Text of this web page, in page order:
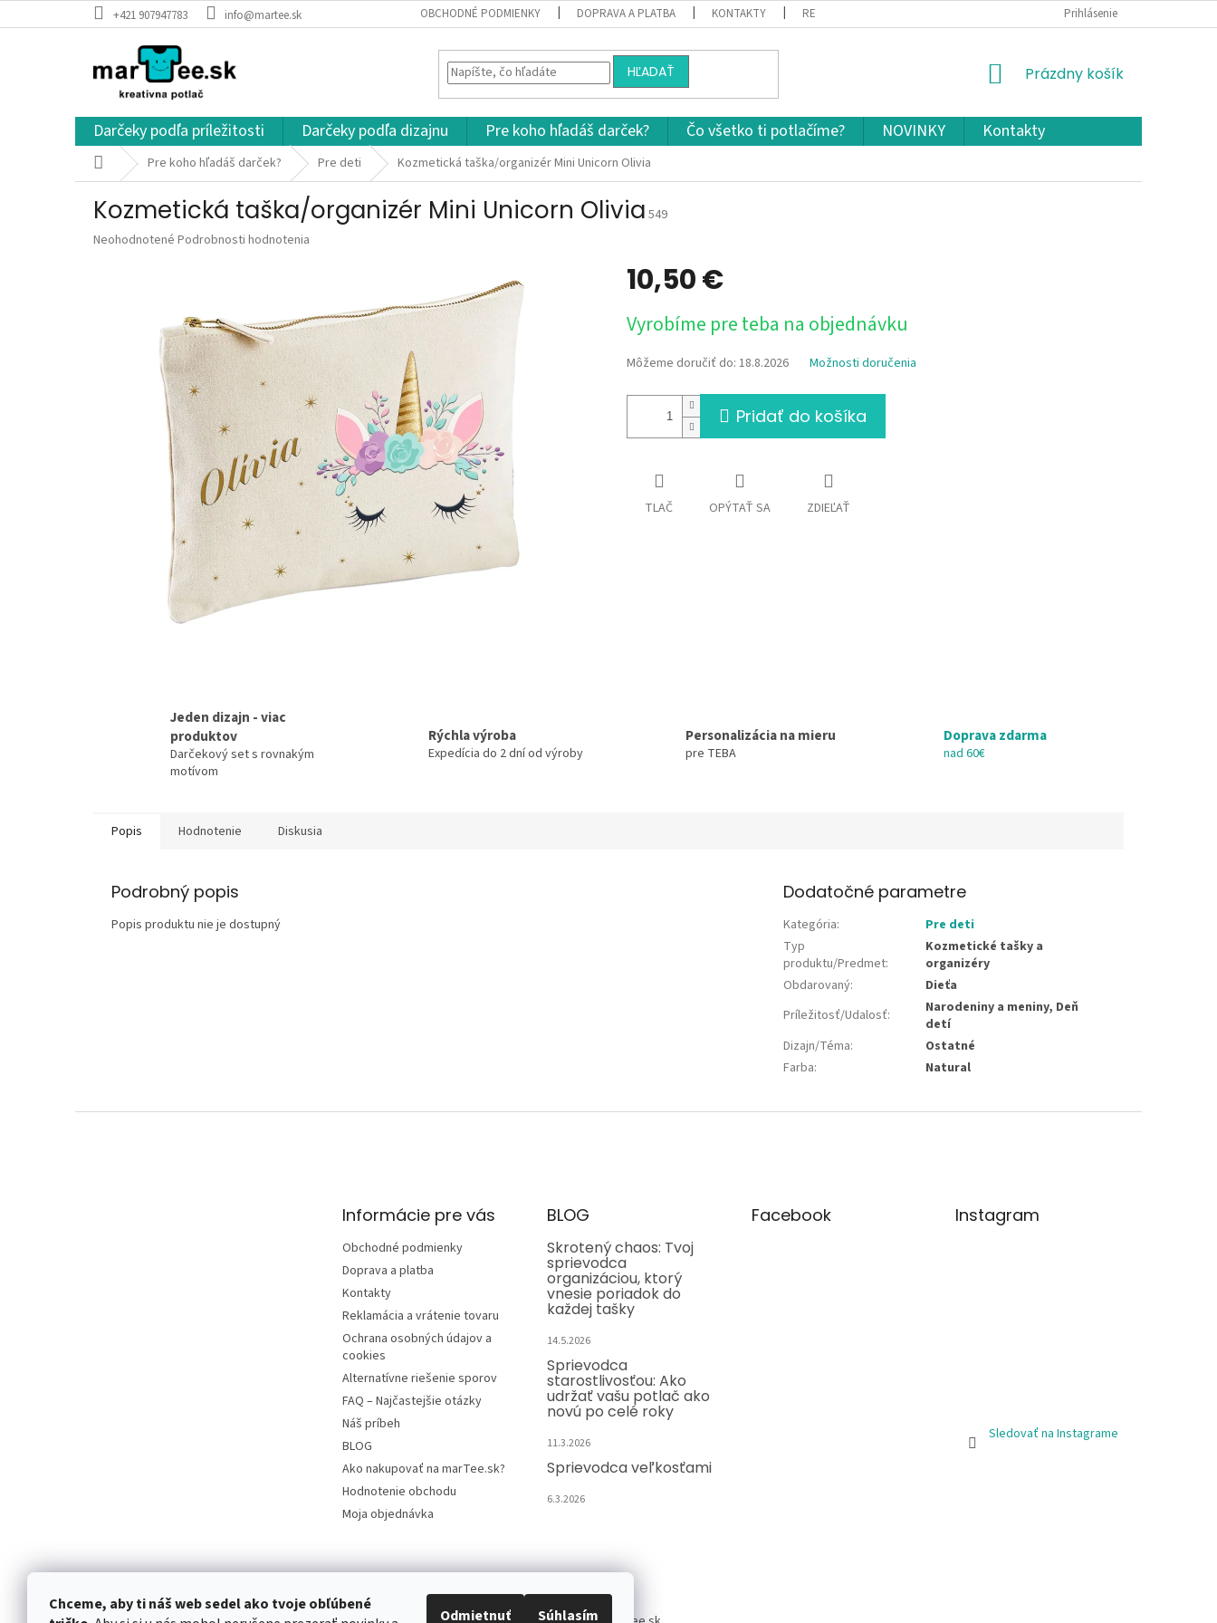
Chceme, aby ti náš web sedel ako tvoje obľúbené
Odmietnuť Súhlasím
na
+421 907947783 info@martee.sk OBCHODNÉ PODMIENKY DOPRAVA A PLATBA KONTAKTY REKLAMÁCIA A VRÁTENIE TOVARU OCHRANA OSOBNÝCH ÚDAJOV A COOKIES
Prihlásenie
HĽADAŤ
NÁKUPNÝ
Prázdny košík
Darčeky podľa príležitosti Darčeky podľa dizajnu Pre koho hľadáš darček? Čo všetko ti potlačíme? NOVINKY Kontakty
DomovPre koho hľadáš darček? Pre deti Kozmetická taška/organizér Mini Unicorn Olivia
Kozmetická taška/organizér Mini Unicorn Olivia 549
Priemerné
Neohodnotené Podrobnosti hodnotenia
10,50 €
cena:
Vyrobíme pre teba na objednávku
Môžeme doručiť do: 18.8.2026 Možnosti doručenia
Pridať do košíka
TLAČ OPÝTAŤ SA ZDIEĽAŤ
Jeden dizajn - viac
produktov
Darčekový set s rovnakým
motívom
Rýchla výroba
Expedícia do 2 dní od výroby
Personalizácia na mieru
pre TEBA
Doprava zdarma
nad 60€
Popis Hodnotenie Diskusia
Podrobný popis
Popis produktu nie je dostupný
Dodatočné parametre
Kategória:
Pre deti
Typ
produktu/Predmet:
Kozmetické tašky a
organizéry
Obdarovaný:
Dieťa
Príležitosť/Udalosť:
Narodeniny a meniny, Deň
detí
Dizajn/Téma:
Ostatné
Farba: Natural
Informácie pre vás
Obchodné podmienky
Doprava a platba
Kontakty
Reklamácia a vrátenie tovaru
Ochrana osobných údajov a
cookies
Alternatívne riešenie sporov
FAQ – Najčastejšie otázky
Náš príbeh
BLOG
Ako nakupovať na marTee.sk?
Hodnotenie obchodu
Moja objednávka
BLOG
Skrotený chaos: Tvoj
sprievodca
organizáciou, ktorý
vnesie poriadok do
každej tašky
14.5.2026
Sprievodca
starostlivosťou: Ako
udržať vašu potlač ako
novú po celé roky
11.3.2026
Sprievodca veľkosťami
6.3.2026
Facebook Instagram
Sledovať na Instagrame